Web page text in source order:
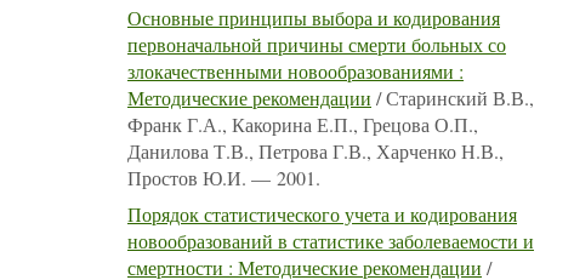
Основные принципы выбора и кодирования
первоначальной причины смерти больных со
злокачественными новообразованиями :
Методические рекомендации / Старинский В.В.,
Франк Г.А., Какорина Е.П., Грецова О.П.,
Данилова Т.В., Петрова Г.В., Харченко Н.В.,
Простов Ю.И. — 2001.
Порядок статистического учета и кодирования
новообразований в статистике заболеваемости и
смертности : Методические рекомендации /